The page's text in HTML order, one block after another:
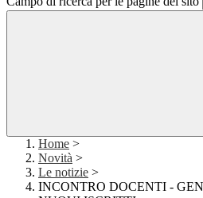
Home >
Novità >
Le notizie >
INCONTRO DOCENTI -